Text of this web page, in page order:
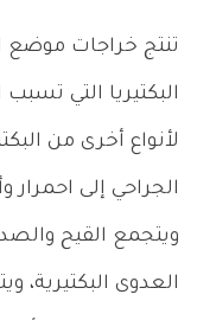
تنتج خراجات
البكتيريا التي
لأنواع أخرى من
الجراحي إلى
ويتجمع القيح
العدوى